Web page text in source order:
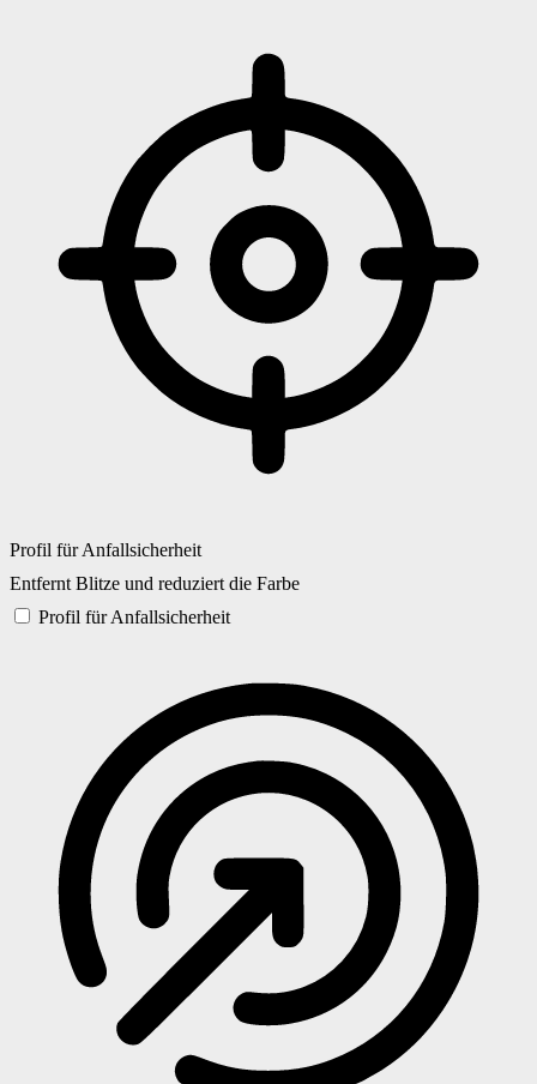
Profil für Anfallsicherheit
Entfernt Blitze und reduziert die Farbe
Profil für Anfallsicherheit